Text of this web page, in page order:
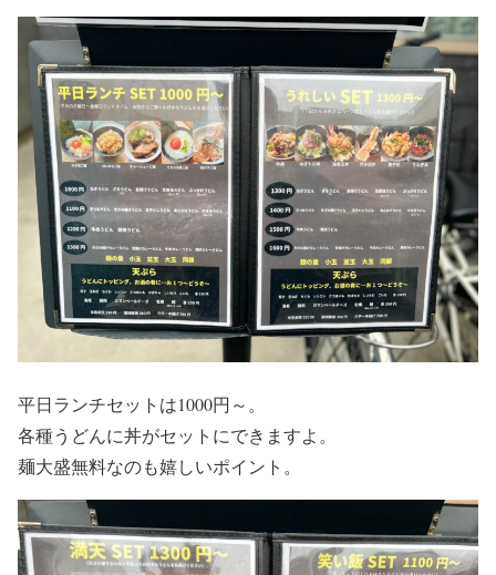
平日ランチセットは1000円～。
各種うどんに丼がセットにできますよ。
麺大盛無料なのも嬉しいポイント。